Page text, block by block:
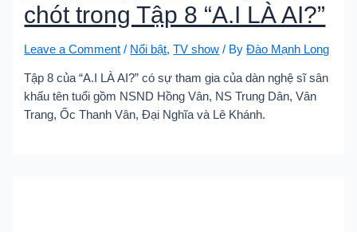
chót trong Tập 8 “A.I LÀ AI?”
Leave a Comment / Nổi bật,TV show / ByĐào Mạnh Long
Tập 8 của “A.I LÀ AI?” có sự tham gia của dàn nghệ sĩ sân
khấu tên tuổi gồm NSND Hồng Vân, NS Trung Dân, Vân
Trang, Ốc Thanh Vân, Đại Nghĩa và Lê Khánh.